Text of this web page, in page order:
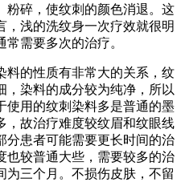
粉碎，使纹刺的颜色消退。这
，浅的洗纹身一次疗效就很明
需要多次的治疗。
料的性质有非常大的关系，纹
，染料的成分较为纯净，所以
使用的纹刺染料多是普通的墨
，故治疗难度较纹眉和纹眼线
分患者可能需要更长时间的治
也较普通大些，需要较多的治
为三个月。不损伤皮肤，不留